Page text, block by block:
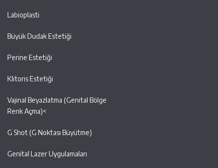
Labioplasti
Büyük Dudak Estetiği
Perine Estetiği
Klitoris Estetiği
Vajinal Beyazlatma (Genital Bölge
Renk Açma)<
G Shot (G Noktası Büyütme)
Genital Lazer Uygulamaları